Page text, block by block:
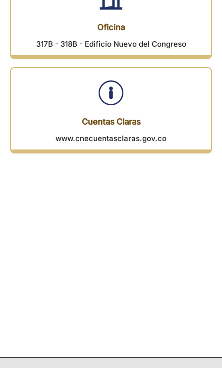
Oficina
317B - 318B - Edificio Nuevo del Congreso
Cuentas Claras
www.cnecuentasclaras.gov.co